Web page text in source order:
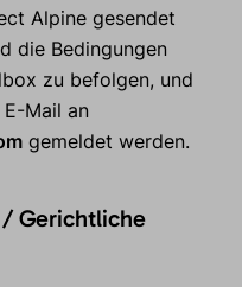
Alpine gesendet
die Bedingungen
zu befolgen, und
Mail an
gemeldet werden.
Gerichtliche